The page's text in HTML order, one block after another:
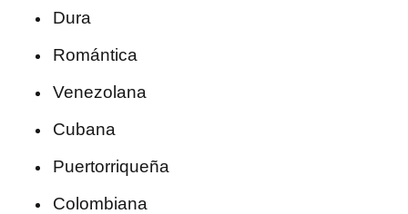
Dura
Romántica
Venezolana
Cubana
Puertorriqueña
Colombiana